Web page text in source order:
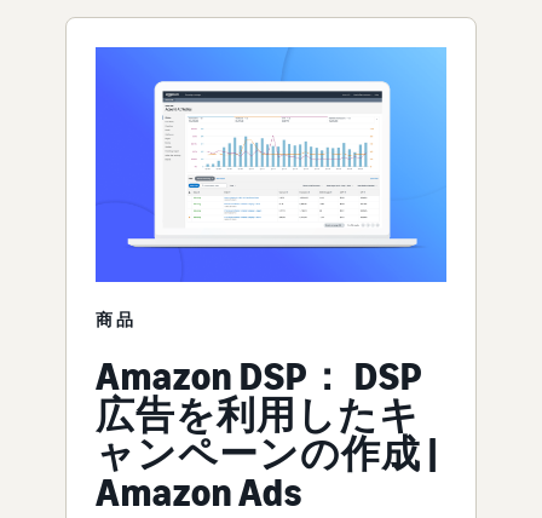
商品
Amazon DSP： DSP
広告を利用したキ
ャンペーンの作成 |
Amazon Ads